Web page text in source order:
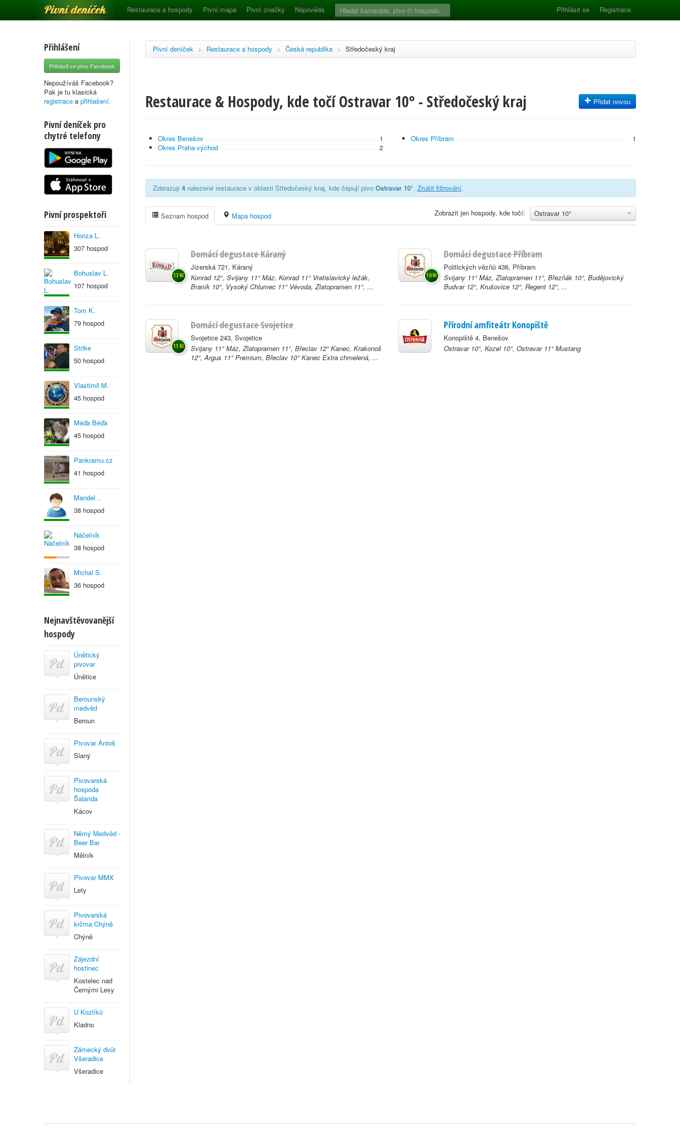
Pivní deníček Restaurace a hospody Pivní mapa Pivní značky Nápověda Přihlásit se Registrace
Přihlášení
Přihlásit se přes Facebook
Nepoužíváš Facebook?
Pak je tu klasická
registrace a přihlašení.
Pivní deníček pro
chytré telefony
Pivní prospektoři
Honza L.
307 hospod
Bohuslav L.
107 hospod
Tom K.
79 hospod
Strike
50 hospod
Vlastimil M.
45 hospod
Méďa Béďa
45 hospod
Pankramu.cz
41 hospod
Mandel ..
38 hospod
Náčelník
38 hospod
Michal S.
36 hospod
Nejnavštěvovanější
hospody
Únětický
pivovar
Únětice
Berounský
medvěd
Beroun
Pivovar Antoš
Slaný
Pivovarská
hospoda
Šalanda
Kácov
Němý Medvěd -
Beer Bar
Mělník
Pivovar MMX
Lety
Pivovarská
krčma Chýně
Chýně
Zájezdní
hostinec
Kostelec nad
Černými Lesy
U Kozlíků
Kladno
Zámecký dvůr
Všeradice
Všeradice
Pivní deníček > Restaurace a hospody > Česká republika > Středočeský kraj
Restaurace & Hospody, kde točí Ostravar 10° - Středočeský kraj Přidat novou
Okres Benešov
1
Okres Praha-východ
2
Okres Příbram 1
Zobrazuji 4 nalezené restaurace v oblasti Středočeský kraj, kde čepují pivo Ostravar 10°. Zrušit filtrování.
Ostravar 10°
Zobrazit jen hospody, kde točí:
Seznam hospod Mapa hospod
Domácí degustace Káraný
Jizerská 721, Káraný
Konrad 12°, Svijany 11° Máz, Konrad 11° Vratislavický ležák,
Braník 10°, Vysoký Chlumec 11° Vévoda, Zlatopramen 11°, ...
13 Kč
Domácí degustace Příbram
Politických vězňů 436, Příbram
Svijany 11° Máz, Zlatopramen 11°, Březňák 10°, Budějovický
Budvar 12°, Krušovice 12°, Regent 12°, ...
10 Kč
Domácí degustace Svojetice
Svojetice 243, Svojetice
Svijany 11° Máz, Zlatopramen 11°, Břeclav 12° Kanec, Krakonoš
12°, Argus 11° Premium, Břeclav 10° Kanec Extra chmelená, ...
11 Kč
Přírodní amfiteátr Konopiště
Konopiště 4, Benešov
Ostravar 10°, Kozel 10°, Ostravar 11° Mustang